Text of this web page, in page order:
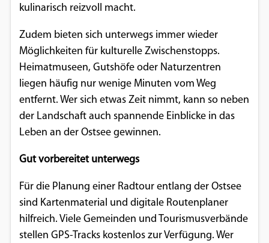
kulinarisch reizvoll macht.
Zudem bieten sich unterwegs immer wieder
Möglichkeiten für kulturelle Zwischenstopps.
Heimatmuseen, Gutshöfe oder Naturzentren
liegen häufig nur wenige Minuten vom Weg
entfernt. Wer sich etwas Zeit nimmt, kann so neben
der Landschaft auch spannende Einblicke in das
Leben an der Ostsee gewinnen.
Gut vorbereitet unterwegs
Für die Planung einer Radtour entlang der Ostsee
sind Kartenmaterial und digitale Routenplaner
hilfreich. Viele Gemeinden und Tourismusverbände
stellen GPS-Tracks kostenlos zur Verfügung. Wer